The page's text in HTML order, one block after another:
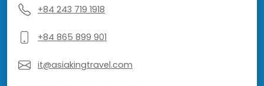
+84 243 719 1918
+84 865 899 901
it@asiakingtravel.com